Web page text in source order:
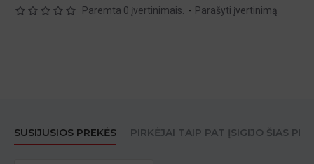
Paremta 0 įvertinimais. - Parašyti įvertinimą
SUSIJUSIOS PREKĖS PIRKĖJAI TAIP PAT ĮSIGIJO ŠIAS